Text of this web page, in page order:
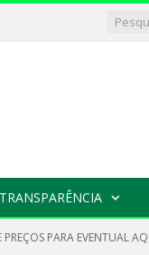
TRANSPARÊNCIA
PARA EVENTUAL